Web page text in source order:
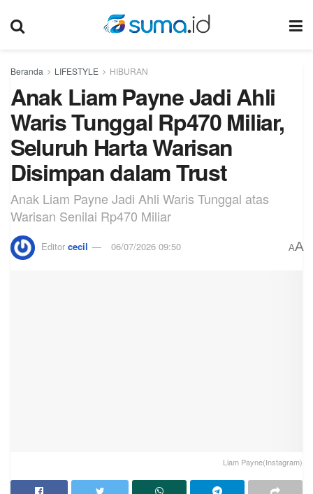
Beranda LIFESTYLE HIBURAN
Anak Liam Payne Jadi Ahli
Waris Tunggal Rp470 Miliar,
Seluruh Harta Warisan
Disimpan dalam Trust
Anak Liam Payne Jadi Ahli Waris Tunggal atas
Warisan Senilai Rp470 Miliar
Editor cecil 06/07/2026 09:50 AA
Liam Payne(Instagram)